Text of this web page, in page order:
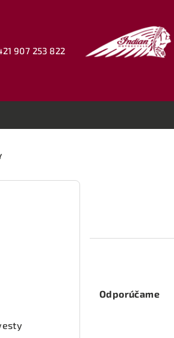
907 253 822
aOdporúčame